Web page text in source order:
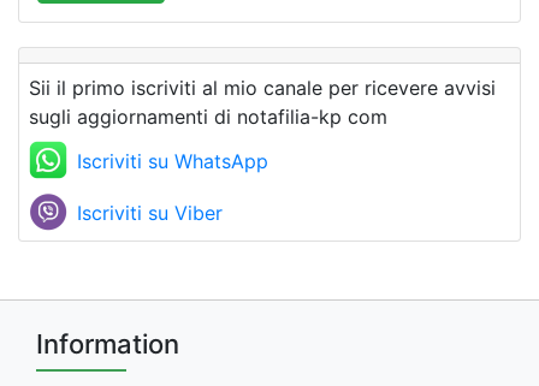
Sii il primo iscriviti al mio canale per ricevere avvisi
sugli aggiornamenti di notafilia-kp com
Iscriviti su WhatsApp
Iscriviti su Viber
Information